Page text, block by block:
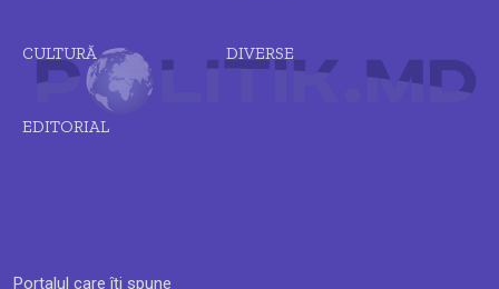
Portalul care îți spune
CULTURĂ DIVERSE
EDITORIAL